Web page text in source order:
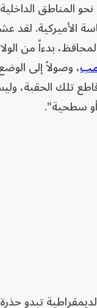
المناطق
الأميركية. لقد
بدءاً من
، وصولاً إلى
تلك الحقبة،
سطحية".
تبدو